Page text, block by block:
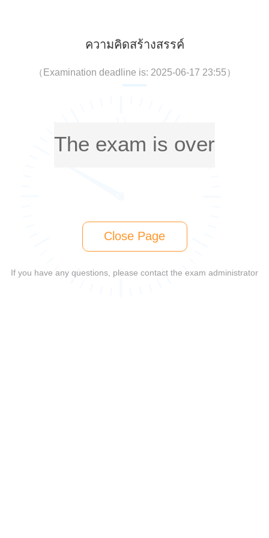
ความคิดสร้างสรรค์
（ Examination deadline is: 2025-06-17 23:55）
The exam is over
Close Page
If you have any questions, please contact the exam administrator